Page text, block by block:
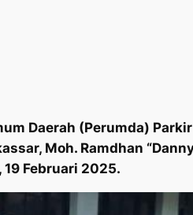
Daerah (Perumda)
Moh. Ramdhan
Februari 2025.